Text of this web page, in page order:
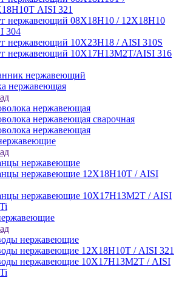
AISI 321
нержавеющий 08Х18Н10 / 12Х18Н10
304
нержавеющий 10Х23Н18 / AISI 310S
нержавеющий 10Х17Н13М2Т/AISI 316
нержавеющий
нержавеющая
нержавеющая
нержавеющая сварочная
нержавеющая
нержавеющие
нержавеющие 12Х18Н10Т / AISI
нержавеющие 10Х17Н13М2Т / AISI
нержавеющие
нержавеющие 12Х18Н10Т / AISI 321
нержавеющие 10Х17Н13М2Т / AISI